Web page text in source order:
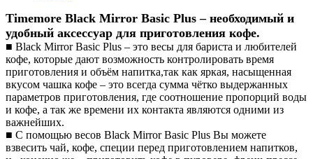
Timemore Black Mirror Basic Plus – необходимый и
удобный аксессуар для приготовления кофе.
■ Black Mirror Basic Plus – это весы для бариста и любителей
кофе, которые дают возможность контролировать время
приготовления и объём напитка,так как яркая, насыщенная
вкусом чашка кофе – это всегда сумма чётко выдержанных
параметров приготовления, где соотношение пропорций воды
и кофе, а так же времени их контакта являются одними из
важнейших.
■ С помощью весов Black Mirror Basic Plus Вы можете
взвесить чай, кофе, специи перед приготовлением напитков,